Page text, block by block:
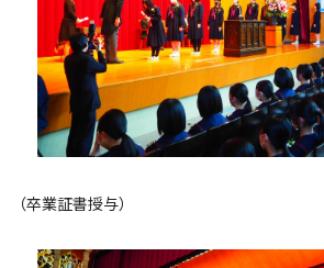
（卒業証書授与）